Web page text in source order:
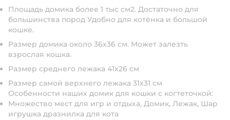
Площадь домика более 1 тыс см2. Достаточно для
большинства пород Удобно для котёнка и большой
кошке.
Размер домика около 36х36 см. Может залезть
взрослая кошка.
Размер среднего лежака 41х26 см
Размер самой верхнего лежака 31х31 см
Особенности наших домик для кошки с когтеточкой:
Множество мест для игр и отдыха, Домик, Лежак, Шар
игрушка дразнилка для кота